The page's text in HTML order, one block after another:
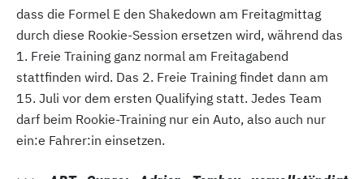
dass die Formel E den Shakedown am Freitagmittag
durch diese Rookie-Session ersetzen wird, während das
1. Freie Training ganz normal am Freitagabend
stattfinden wird. Das 2. Freie Training findet dann am
15. Juli vor dem ersten Qualifying statt. Jedes Team
darf beim Rookie-Training nur ein Auto, also auch nur
ein:e Fahrer:in einsetzen.